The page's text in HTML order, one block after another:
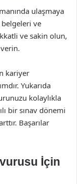
ulaşmaya
belgeleri ve
ve sakin olun,
kariyer
Yukarıda
kolaylıkla
bir sınav dönemi
Başarılar
İçin